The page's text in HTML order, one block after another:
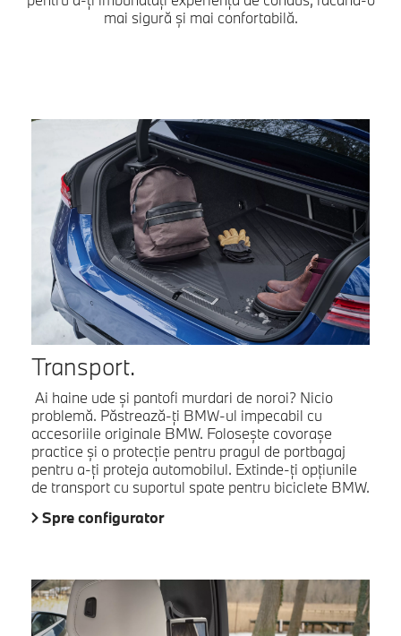
mai sigură și mai confortabilă.
Transport.
Ai haine ude și pantofi murdari de noroi? Nicio
problemă. Păstrează-ți BMW-ul impecabil cu
accesoriile originale BMW. Folosește covorașe
practice și o protecție pentru pragul de portbagaj
pentru a-ți proteja automobilul. Extinde-ți opțiunile
de transport cu suportul spate pentru biciclete BMW.
Spre configurator